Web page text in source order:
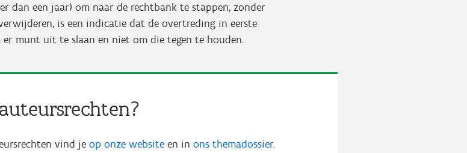
dan een jaar) om naar de rechtbank te stappen, zonder
is een indicatie dat de overtreding in eerste
munt uit te slaan en niet om die tegen te houden.
vind jeop onze website en inons themadossier.